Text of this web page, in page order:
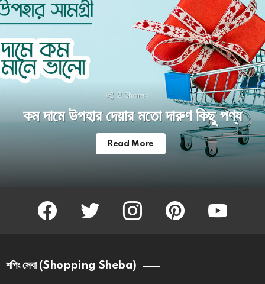
2 Shares
কম দামে উপহার দেয়ার মতো দারুণ কিছু পণ্য
Read More
facebook twitter instagram pinterest youtube
শপিং সেবা (Shopping Sheba)